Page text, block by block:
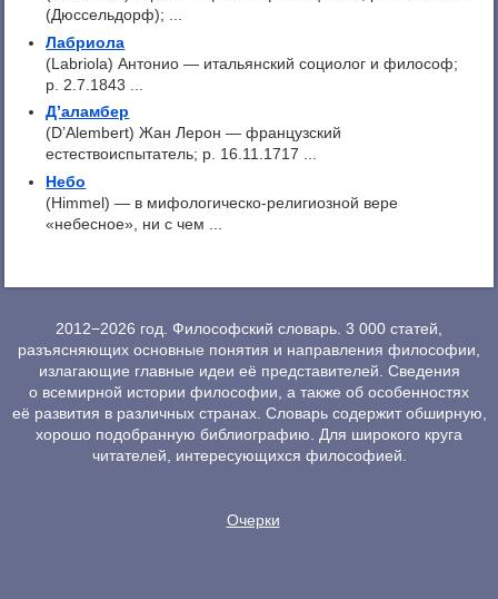
(Дюссельдорф); ...
Лабриола
(Labriola) Антонио — итальянский социолог и философ;
р. 2.7.1843 ...
Д’аламбер
(D’Alembert) Жан Лерон — французский
естествоиспытатель; р. 16.11.1717 ...
Небо
(Himmel) — в мифологическо-религиозной вере
«небесное», ни с чем ...
2012−2026 год. Философский словарь. 3 000 статей,
разъясняющих основные понятия и направления философии,
излагающие главные идеи её представителей. Сведения
о всемирной истории философии, а также об особенностях
её развития в различных странах. Словарь содержит обширную,
хорошо подобранную библиографию. Для широкого круга
читателей, интересующихся философией.
Очерки